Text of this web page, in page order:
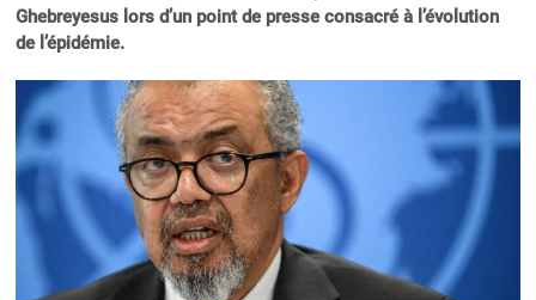
Ghebreyesus lors d’un point de presse consacré à l’évolution
de l’épidémie.